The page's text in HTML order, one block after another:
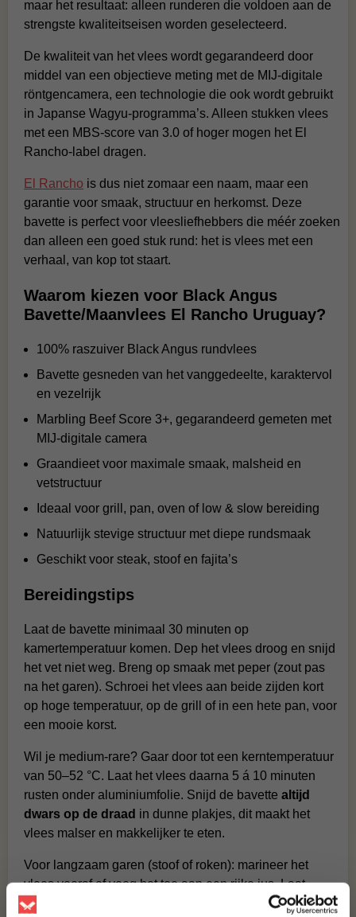
maar het resultaat: alleen runderen die voldoen aan de
strengste kwaliteitseisen worden geselecteerd.
De kwaliteit van het vlees wordt gegarandeerd door
middel van een objectieve meting met de MIJ-digitale
röntgencamera, een technologie die ook wordt gebruikt
in Japanse Wagyu-programma’s. Alleen stukken vlees
met een MBS-score van 3.0 of hoger mogen het El
Rancho-label dragen.
El Rancho is dus niet zomaar een naam, maar een
garantie voor smaak, structuur en herkomst. Deze
bavette is perfect voor vleesliefhebbers die méér zoeken
dan alleen een goed stuk rund: het is vlees met een
verhaal, van kop tot staart.
Waarom kiezen voor Black Angus
Bavette/Maanvlees El Rancho Uruguay?
100% raszuiver Black Angus rundvlees
Bavette gesneden van het vanggedeelte, karaktervol
en vezelrijk
Marbling Beef Score 3+, gegarandeerd gemeten met
MIJ-digitale camera
Graandieet voor maximale smaak, malsheid en
vetstructuur
Ideaal voor grill, pan, oven of low & slow bereiding
Natuurlijk stevige structuur met diepe rundsmaak
Geschikt voor steak, stoof en fajita’s
Bereidingstips
Laat de bavette minimaal 30 minuten op
kamertemperatuur komen. Dep het vlees droog en snijd
het vet niet weg. Breng op smaak met peper (zout pas
na het garen). Schroei het vlees aan beide zijden kort
op hoge temperatuur, op de grill of in een hete pan, voor
een mooie korst.
Wil je medium-rare? Gaar door tot een kerntemperatuur
van 50–52 °C. Laat het vlees daarna 5 á 10 minuten
rusten onder aluminiumfolie. Snijd de bavette altijd
dwars op de draad in dunne plakjes, dit maakt het
vlees malser en makkelijker te eten.
Voor langzaam garen (stoof of roken): marineer het
vlees vooraf of voeg het toe aan een rijke jus. Laat
langzaam garen op lage temperatuur voor een